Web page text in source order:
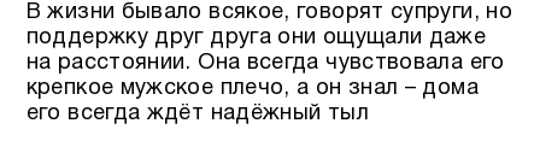
В жизни бывало всякое, говорят супруги, но
поддержку друг друга они ощущали даже
на расстоянии. Она всегда чувствовала его
крепкое мужское плечо, а он знал – дома
его всегда ждёт надёжный тыл